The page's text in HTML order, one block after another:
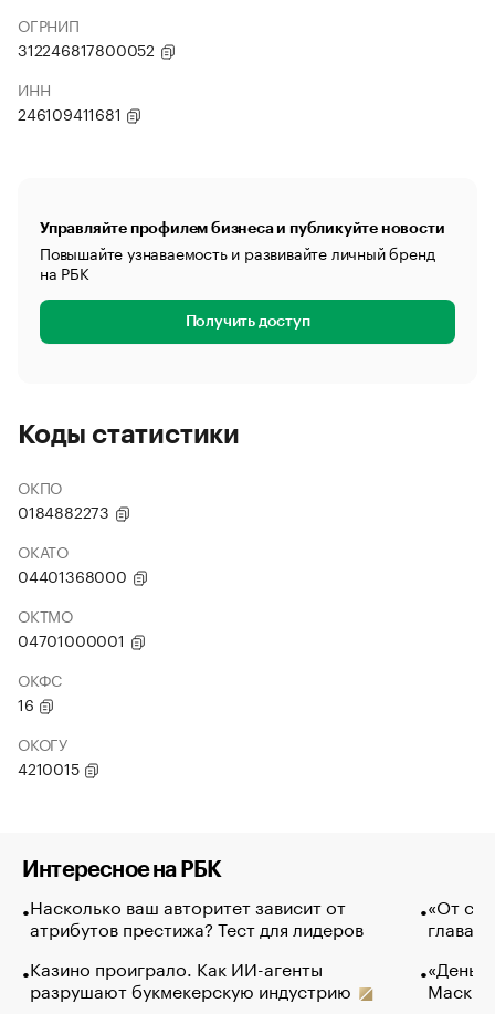
ОГРНИП
312246817800052
ИНН
246109411681
Управляйте профилем бизнеса и публикуйте новости
Повышайте узнаваемость и развивайте личный бренд
на РБК
Получить доступ
Коды статистики
ОКПО
0184882273
ОКАТО
04401368000
ОКТМО
04701000001
ОКФС
16
ОКОГУ
4210015
Интересное на РБК
Насколько ваш авторитет зависит от
атрибутов престижа? Тест для лидеров
Казино проиграло. Как ИИ-агенты
разрушают букмекерскую индустрию
«От
глава
Маск в